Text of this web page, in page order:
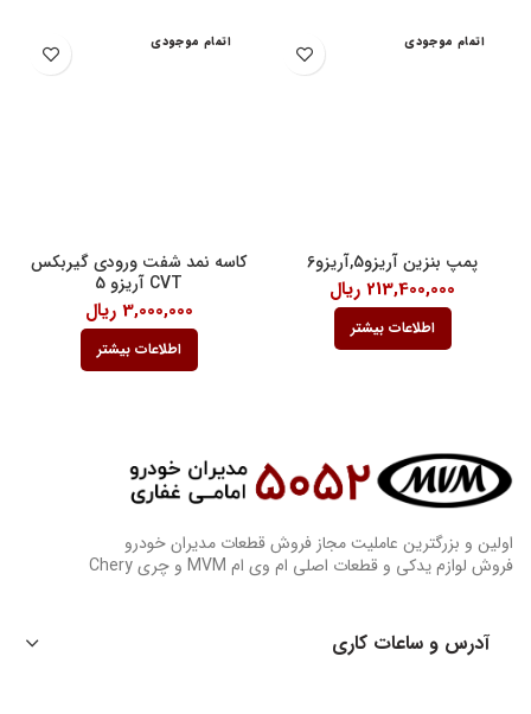
اتمام موجودی
پمپ بنزین آریزو5,آریزو6
213,400,000 ریال
اطلاعات بیشتر
اتمام موجودی
کاسه نمد شفت ورودی گیربکس
CVT آریزو 5
3,000,000 ریال
اطلاعات بیشتر
اولین و بزرگترین عاملیت مجاز فروش قطعات مدیران خودرو
فروش لوازم یدکی و قطعات اصلی ام وی ام MVM و چری Chery
آدرس و ساعات کاری